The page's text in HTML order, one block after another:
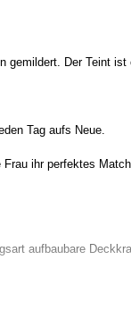
Der Teint
Tag aufs Neue.
ihr perfektes Match.
aufbaubare